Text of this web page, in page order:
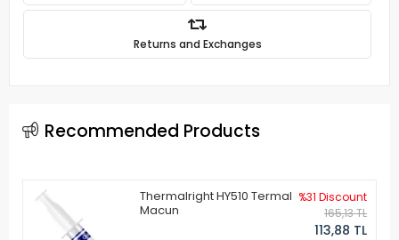
Returns and Exchanges
Recommended Products
Thermalright HY510 Termal
Macun
%31 Discount
165,13 TL
113,88 TL